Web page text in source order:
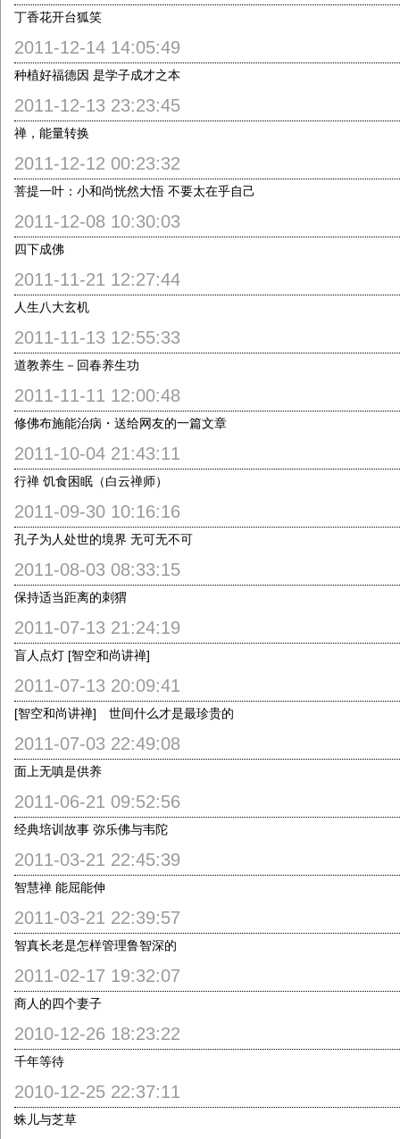
丁香花开台狐笑
2011-12-14 14:05:49
种植好福德因 是学子成才之本
2011-12-13 23:23:45
禅，能量转换
2011-12-12 00:23:32
菩提一叶：小和尚恍然大悟 不要太在乎自己
2011-12-08 10:30:03
四下成佛
2011-11-21 12:27:44
人生八大玄机
2011-11-13 12:55:33
道教养生－回春养生功
2011-11-11 12:00:48
修佛布施能治病・送给网友的一篇文章
2011-10-04 21:43:11
行禅 饥食困眠（白云禅师）
2011-09-30 10:16:16
孔子为人处世的境界 无可无不可
2011-08-03 08:33:15
保持适当距离的刺猬
2011-07-13 21:24:19
盲人点灯 [智空和尚讲禅]
2011-07-13 20:09:41
[智空和尚讲禅] 世间什么才是最珍贵的
2011-07-03 22:49:08
面上无嗔是供养
2011-06-21 09:52:56
经典培训故事 弥乐佛与韦陀
2011-03-21 22:45:39
智慧禅 能屈能伸
2011-03-21 22:39:57
智真长老是怎样管理鲁智深的
2011-02-17 19:32:07
商人的四个妻子
2010-12-26 18:23:22
千年等待
2010-12-25 22:37:11
蛛儿与芝草